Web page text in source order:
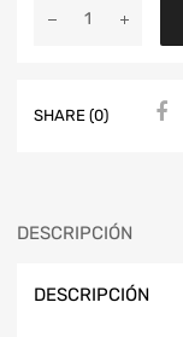
SHARE (0)
DESCRIPCIÓN
DESCRIPCIÓN